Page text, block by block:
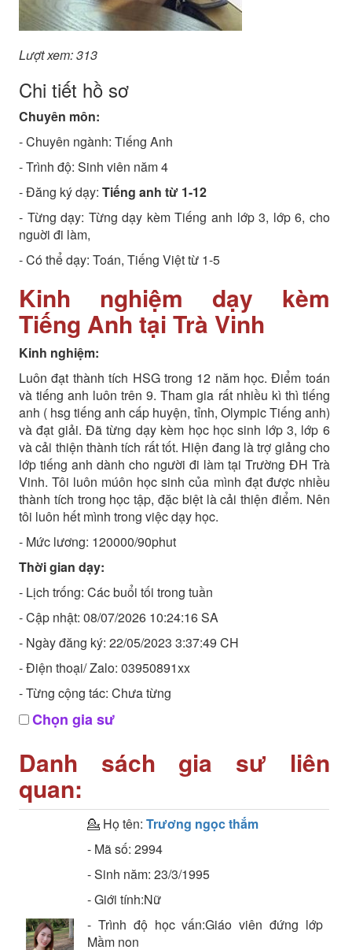
Lượt xem: 313
Chi tiết hồ sơ
Chuyên môn:
- Chuyên ngành: Tiếng Anh
- Trình độ: Sinh viên năm 4
- Đăng ký dạy: Tiếng anh từ 1-12
- Từng dạy: Từng dạy kèm Tiếng anh lớp 3, lớp 6, cho
nguời đi làm,
- Có thể dạy: Toán, Tiếng Việt từ 1-5
Kinh nghiệm dạy kèm
Tiếng Anh tại Trà Vinh
Kinh nghiệm:
Luôn đạt thành tích HSG trong 12 năm học. Điểm toán
và tiếng anh luôn trên 9. Tham gia rất nhiều kì thì tiếng
anh ( hsg tiếng anh cấp huyện, tỉnh, Olympic Tiếng anh)
và đạt giải. Đã từng dạy kèm học học sinh lớp 3, lớp 6
và cải thiện thành tích rất tốt. Hiện đang là trợ giảng cho
lớp tiếng anh dành cho người đi làm tại Trường ĐH Trà
Vinh. Tôi luôn múôn học sinh của mình đạt được nhiều
thành tích trong học tập, đặc biệt là cải thiện điểm. Nên
tôi luôn hết mình trong việc dạy học.
- Mức lương: 120000/90phut
Thời gian dạy:
- Lịch trống: Các buổi tối trong tuần
- Cập nhật: 08/07/2026 10:24:16 SA
- Ngày đăng ký: 22/05/2023 3:37:49 CH
- Điện thoại/ Zalo: 03950891xx
- Từng cộng tác: Chưa từng
Chọn gia sư
Danh sách gia sư liên
quan:
💁 Họ tên: Trương ngọc thắm
- Mã số: 2994
- Sinh năm: 23/3/1995
- Giới tính:Nữ
- Trình độ học vấn:Giáo viên đứng lớp
Mầm non